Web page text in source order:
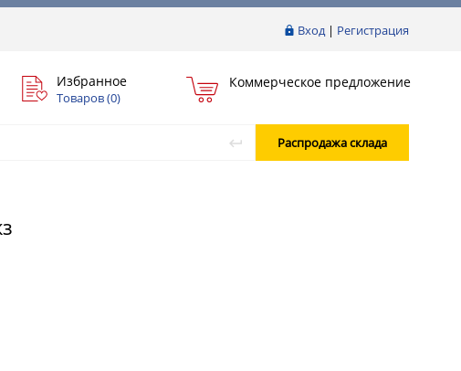
Вход| Регистрация
Избранное
Товаров (0)
Коммерческое предложение
Распродажа склада